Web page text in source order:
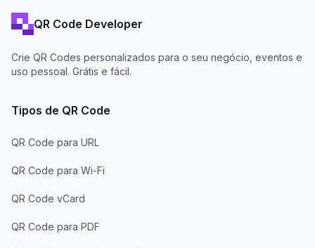
QR Code Developer
Crie QR Codes personalizados para o seu negócio, eventos e
uso pessoal. Grátis e fácil.
Tipos de QR Code
QR Code para URL
QR Code para Wi-Fi
QR Code vCard
QR Code para PDF